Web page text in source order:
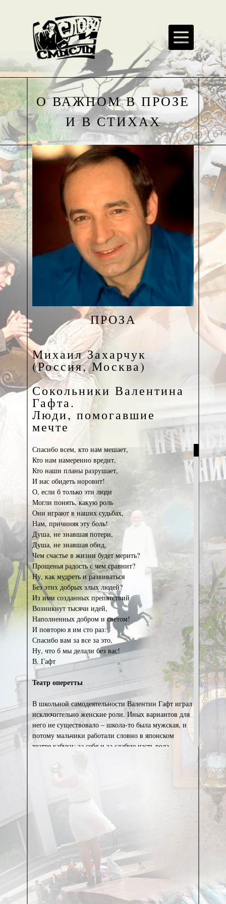
О ВАЖНОМ В ПРОЗЕ
И В СТИХАХ
Спасибо всем, кто нам мешает,
Кто нам намеренно вредит,
Кто наши планы разрушает,
И нас обидеть норовит!
О, если б только эти люди
Могли понять, какую роль
Они играют в наших судьбах,
Нам, причиняя эту боль!
Душа, не знавшая потери,
Душа, не знавшая обид,
Чем счастье в жизни будет мерить?
Прощенья радость с чем сравнит?
Ну, как мудреть и развиваться
Без этих добрых злых людей?
Из ими созданных препятствий
Возникнут тысячи идей,
Наполненных добром и светом!
И повторю я им сто раз:
Спасибо вам за все за это,
Ну, что б мы делали без вас!
В. Гафт
Театр оперетты
В школьной самодеятельности Валентин Гафт играл
исключительно женские роли. Иных вариантов для
него не существовало – школа-то была мужская, и
потому мальчики работали словно в японском
театре кабуки: за себя и за слабую часть рода
уже не помнит. Но роль невесты в чеховском
«Предложении» до сих пор полагает своим лучшим
невеста получилась что надо. Ребята, игравшие
соседей-помещиков Ломова и Чубукова, явно
потерялись на фоне гротескной игры Валентина.
Довольные учителя и даже директор школы очень
хвалили его и наперебой щедро сулили ему славное
артистическое будущее. Но усердствовали они
напрасно. Валя любил самодеятельность и по весьма
шкурным соображениям. Благодаря ей можно было
Михаил Захарчук
(Россия, Москва)
Сокольники Валентина
Гафта.
Люди, помогавшие
мечте
ПРОЗА